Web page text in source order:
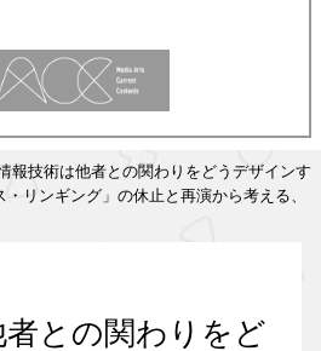
報技術は他者との関わりをどうデザインす
リンギング」の休止と再演から考える、
との関わりをど